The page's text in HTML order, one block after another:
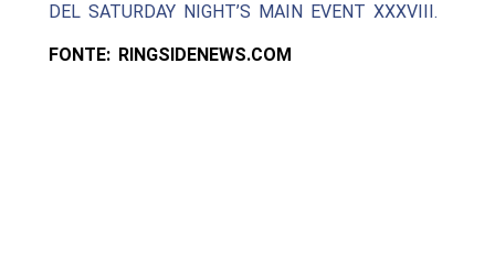
DEL SATURDAY NIGHT’S MAIN EVENT XXXVIII.
FONTE: RINGSIDENEWS.COM